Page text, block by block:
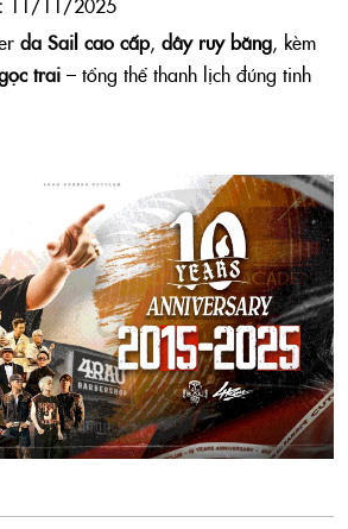
da Sail cao cấp, dây ruy băng, kèm
trai– tổng thể thanh lịch đúng tinh